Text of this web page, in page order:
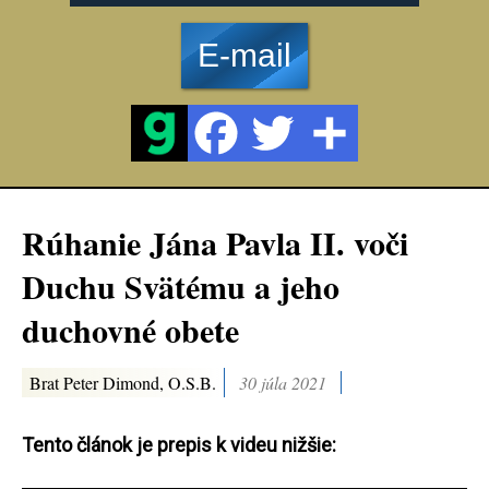
E-mail
Rúhanie Jána Pavla II. voči
Duchu Svätému a jeho
duchovné obete
Brat Peter Dimond, O.S.B. 30 júla 2021
Tento článok je prepis k videu nižšie: